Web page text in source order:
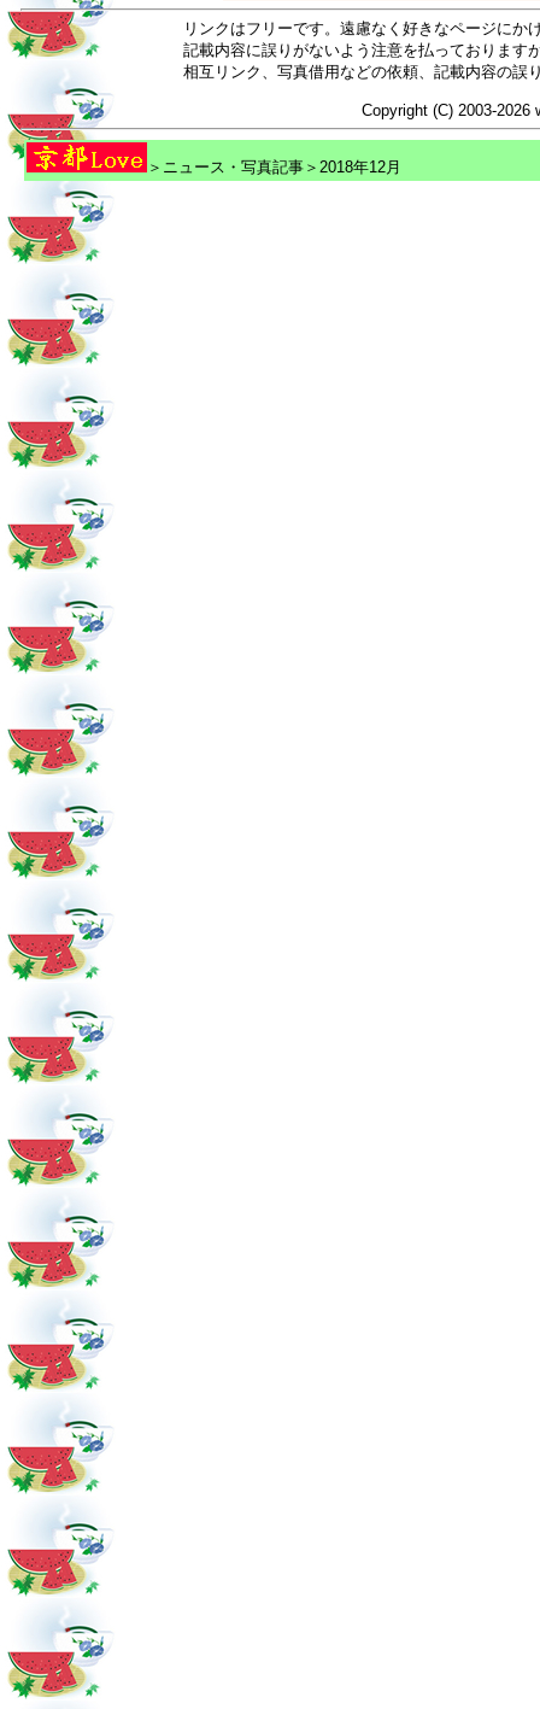
リンクはフリーです。遠慮なく好きなページに
記載内容に誤りがないよう注意を払っております
相互リンク、写真借用などの依頼、記載内容の誤
Copyright (C) 2003-2026
＞ニュース・写真記事＞2018年12月